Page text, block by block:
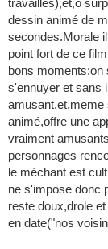
travaillés),et,o
dessin animé de
secondes.Morale
point fort de ce
bons moments:on
s'ennuyer et sans
amusant,et,meme
animé,offre une
vraiment
personnages
le méchant est
ne s'impose donc
reste doux,drole
en date("nos